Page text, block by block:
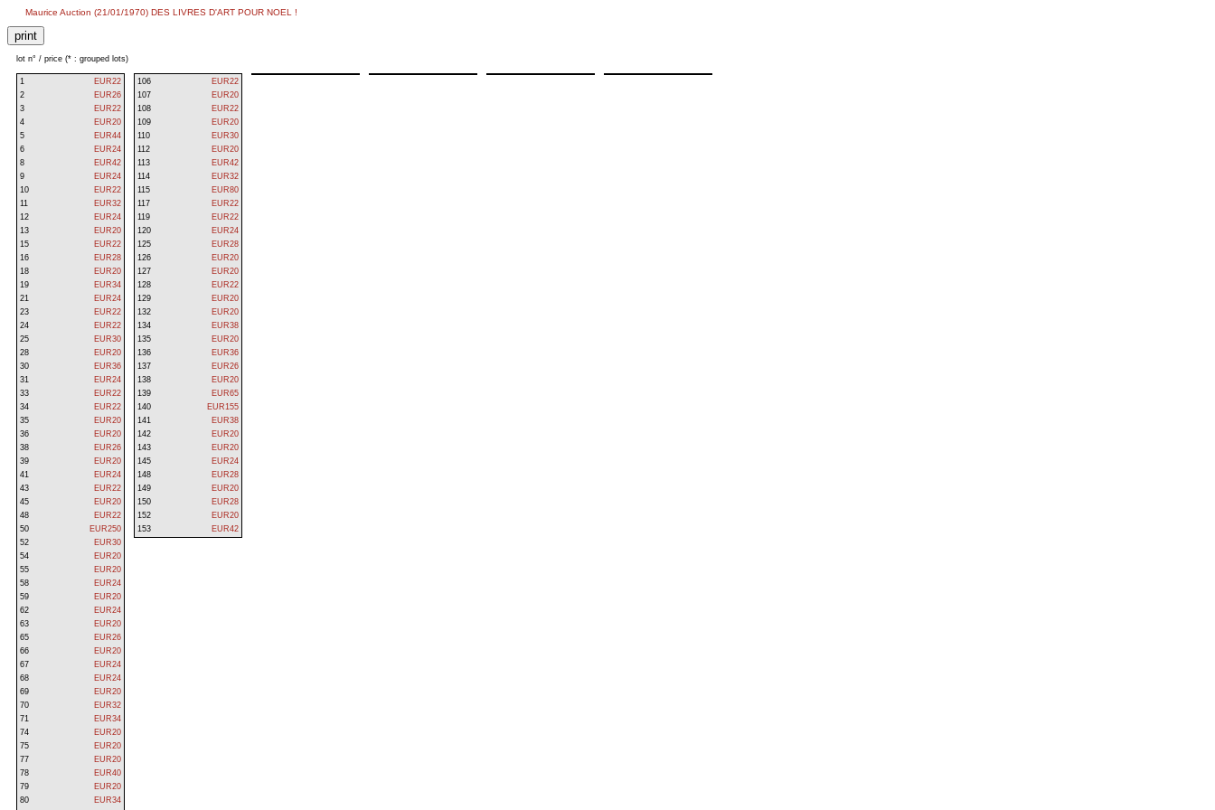
Maurice Auction (21/01/1970) DES LIVRES D'ART POUR NOEL !
lot n° / price (* : grouped lots)
1
EUR22
2
EUR26
3
EUR22
4
EUR20
5
EUR44
6
EUR24
8
EUR42
9
EUR24
10
EUR22
11
EUR32
12
EUR24
13
EUR20
15
EUR22
16
EUR28
18
EUR20
19
EUR34
21
EUR24
23
EUR22
24
EUR22
25
EUR30
28
EUR20
30
EUR36
31
EUR24
33
EUR22
34
EUR22
35
EUR20
36
EUR20
38
EUR26
39
EUR20
41
EUR24
43
EUR22
45
EUR20
48
EUR22
50
EUR250
52
EUR30
54
EUR20
55
EUR20
58
EUR24
59
EUR20
62
EUR24
63
EUR20
65
EUR26
66
EUR20
67
EUR24
68
EUR24
69
EUR20
70
EUR32
71
EUR34
74
EUR20
75
EUR20
77
EUR20
78
EUR40
79
EUR20
80
EUR34
106
EUR22
107
EUR20
108
EUR22
109
EUR20
110
EUR30
112
EUR20
113
EUR42
114
EUR32
115
EUR80
117
EUR22
119
EUR22
120
EUR24
125
EUR28
126
EUR20
127
EUR20
128
EUR22
129
EUR20
132
EUR20
134
EUR38
135
EUR20
136
EUR36
137
EUR26
138
EUR20
139
EUR65
140
EUR155
141
EUR38
142
EUR20
143
EUR20
145
EUR24
148
EUR28
149
EUR20
150
EUR28
152
EUR20
153
EUR42